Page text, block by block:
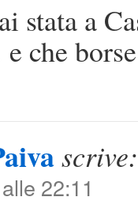
stata a
che
scrive:
22:11